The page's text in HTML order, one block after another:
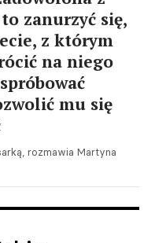
zanurzyć się,
z którym
na niego
mu się
rozmawia Martyna